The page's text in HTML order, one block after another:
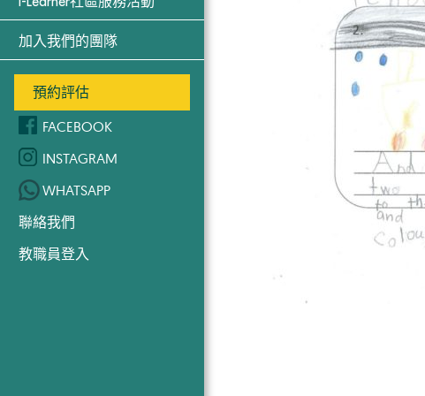
加入我們的團隊
預約評估
FACEBOOK
INSTAGRAM
WHATSAPP
聯絡我們
教職員登入